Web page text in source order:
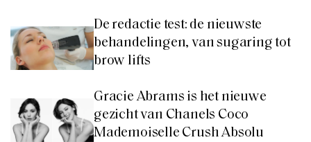
De redactie test: de nieuwste
behandelingen, van sugaring tot
brow lifts
Gracie Abrams is het nieuwe
gezicht van Chanels Coco
Mademoiselle Crush Absolu